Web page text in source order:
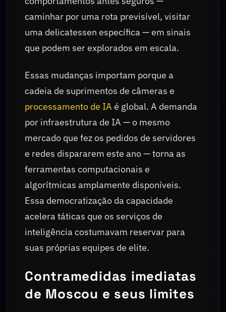
caminhar por uma rota previsível, visitar
uma delicatessen específica — em sinais
que podem ser explorados em escala.
Essas mudanças importam porque a
cadeia de suprimentos de câmeras e
processamento de IA é global. A demanda
por infraestrutura de IA — o mesmo
mercado que fez os pedidos de servidores
e redes dispararem este ano — torna as
ferramentas computacionais e
algorítmicas amplamente disponíveis.
Essa democratização da capacidade
acelera táticas que os serviços de
inteligência costumavam reservar para
suas próprias equipes de elite.
Contramedidas imediatas
de Moscou e seus limites